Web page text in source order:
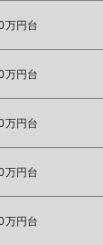
万円台
万円台
万円台
万円台
万円台